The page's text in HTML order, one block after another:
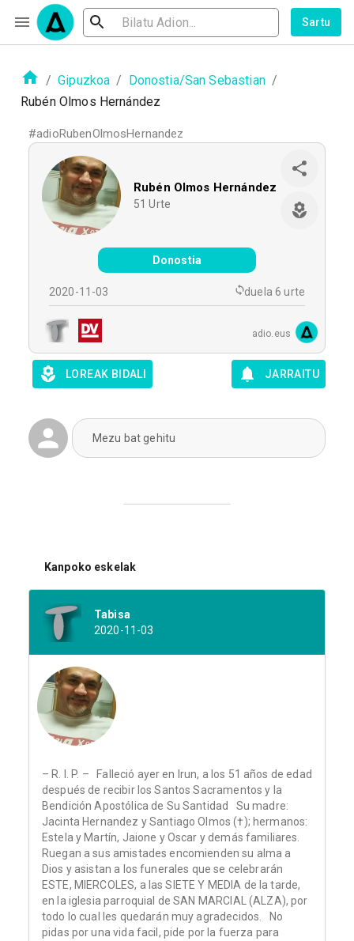
Sartu
/ Gipuzkoa / Donostia/San Sebastian /
Rubén Olmos Hernández
#adioRubenOlmosHernandez
Rubén Olmos Hernández
51 Urte
Donostia
2020-11-03 duela 6 urte
adio.eus
LOREAK BIDALI JARRAITU
Mezu bat gehitu
Kanpoko eskelak
Tabisa
2020-11-03
– R. I. P. – Falleció ayer en Irun, a los 51 años de edad
después de recibir los Santos Sacramentos y la
Bendición Apostólica de Su Santidad Su madre:
Jacinta Hernandez y Santiago Olmos (†); hermanos:
Estela y Martín, Jaione y Oscar y demás familiares.
Ruegan a sus amistades encomienden su alma a
Dios y asistan a los funerales que se celebrarán
ESTE, MIERCOLES, a las SIETE Y MEDIA de la tarde,
en la iglesia parroquial de SAN MARCIAL (ALZA), por
todo lo cual les quedarán muy agradecidos. No
pidas por una vida facil, pide por la fuerza para